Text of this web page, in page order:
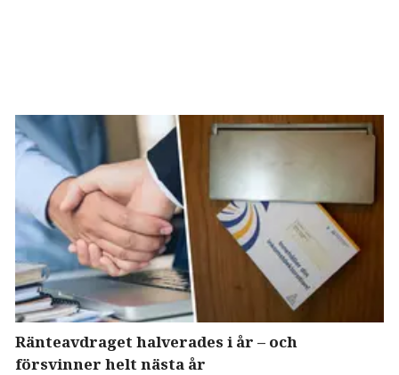
Ränteavdraget halverades i år – och
försvinner helt nästa år